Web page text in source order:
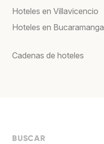
Hoteles en Villavicencio
Hoteles en Bucaramanga
Cadenas de hoteles
BUSCAR